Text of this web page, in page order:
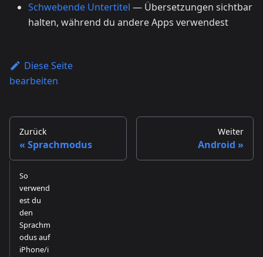
Schwebende Untertitel — Übersetzungen sichtbar
halten, während du andere Apps verwendest
Diese Seite
bearbeiten
Zurück
Sprachmodus
Weiter
Android
So
verwend
est du
den
Sprachm
odus auf
iPhone/i